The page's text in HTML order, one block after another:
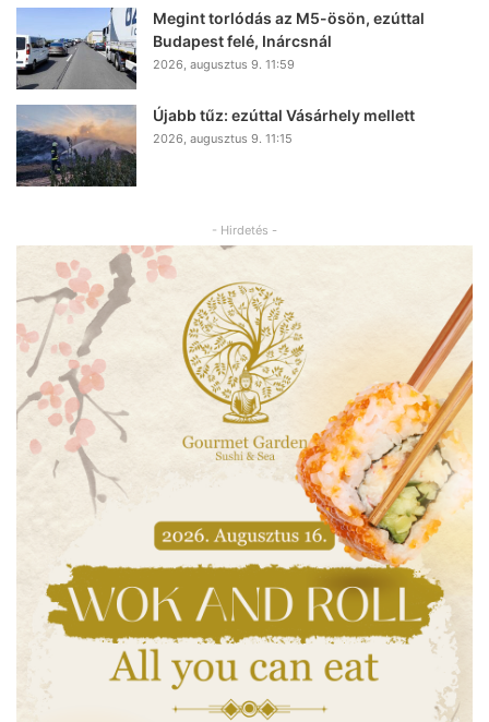
Megint torlódás az M5-ösön, ezúttal
Budapest felé, Inárcsnál
2026, augusztus 9. 11:59
Újabb tűz: ezúttal Vásárhely mellett
2026, augusztus 9. 11:15
- Hirdetés -